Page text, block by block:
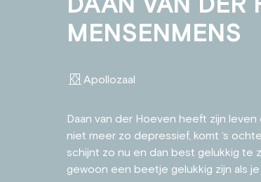
DAAN VAN DER
MENSENMENS
Apollozaal
Daan van der Hoeven heeft zijn
niet meer zo depressief, komt ‘s
schijnt zo nu en dan best gelukkig te
gewoon een beetje gelukkig zijn als je